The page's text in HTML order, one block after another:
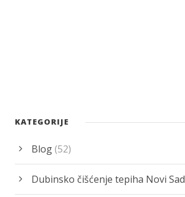
KATEGORIJE
Blog(52)
Dubinsko čišćenje tepiha Novi Sad